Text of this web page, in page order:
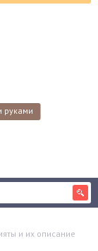
руками
и их описание